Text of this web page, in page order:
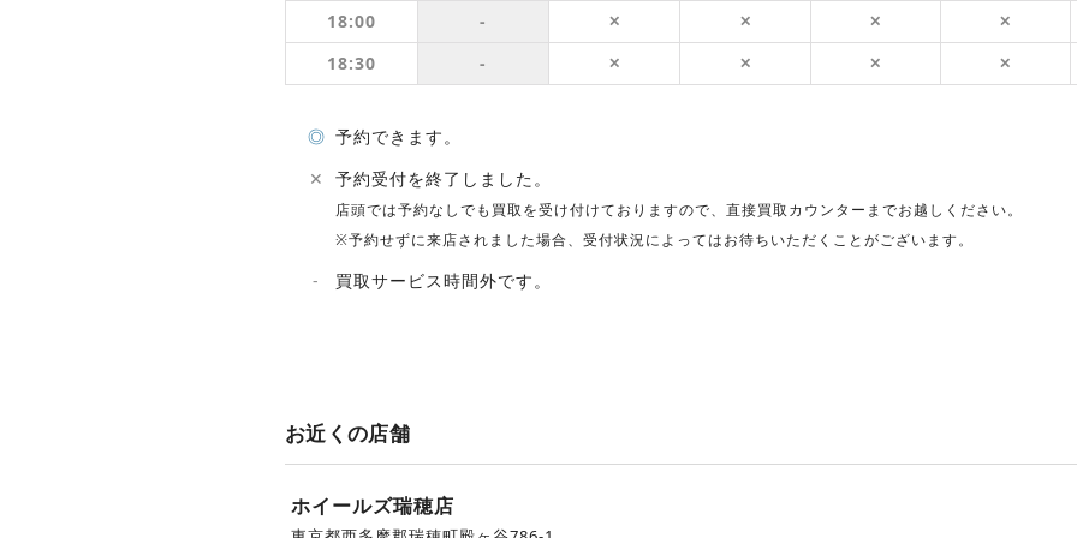
18:00
- ✕ ✕ ✕ ✕
18:30 - ✕ ✕ ✕ ✕
◎ 予約できます。
✕
予約受付を終了しました。
店頭では予約なしでも買取を受け付けておりますので、直接買取カウンターまでお越しください。
※予約せずに来店されました場合、受付状況によってはお待ちいただくことがございます。
- 買取サービス時間外です。
お近くの店舗
ホイールズ瑞穂店